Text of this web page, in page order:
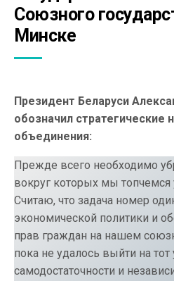
Союзного
Минске
Президент Беларуси
обозначил стратегические
объединения:
Прежде всего необходимо
вокруг которых мы
Считаю, что задача номер
экономической политики и
прав граждан на нашем
пока не удалось выйти на тот
самодостаточности и